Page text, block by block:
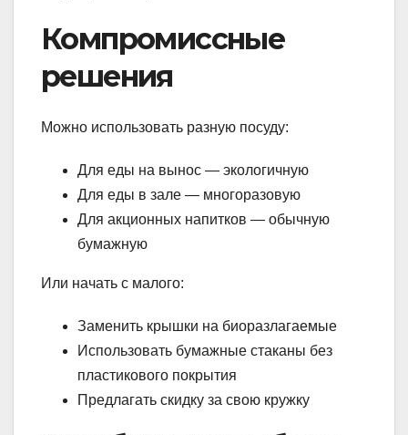
Компромиссные
решения
Можно использовать разную посуду:
Для еды на вынос — экологичную
Для еды в зале — многоразовую
Для акционных напитков — обычную
бумажную
Или начать с малого:
Заменить крышки на биоразлагаемые
Использовать бумажные стаканы без
пластикового покрытия
Предлагать скидку за свою кружку